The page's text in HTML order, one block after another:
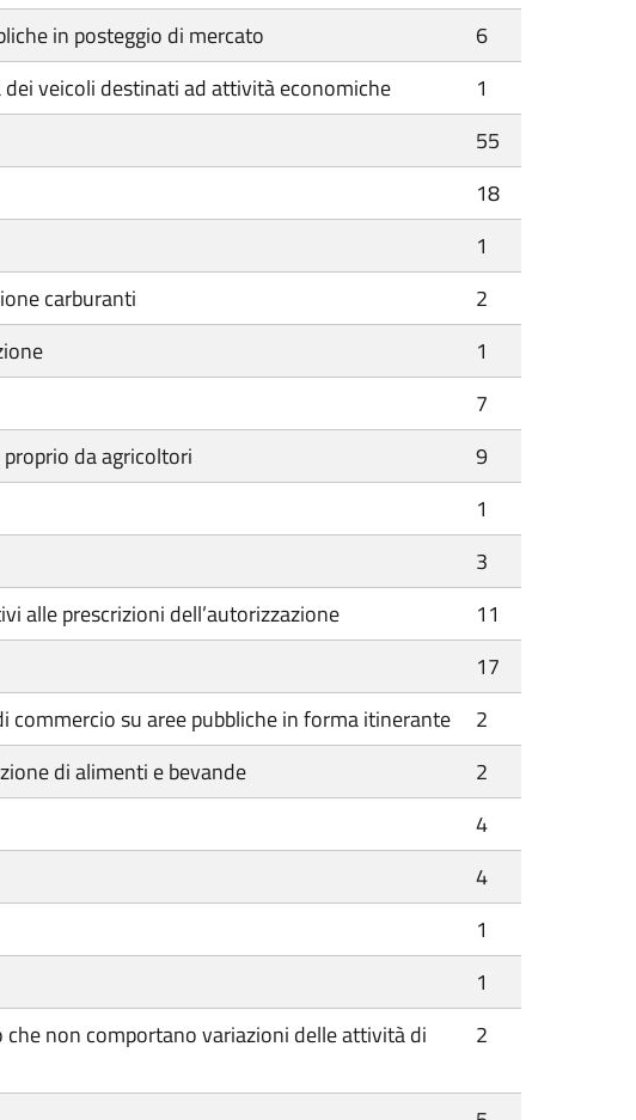
in posteggio di mercato
6
veicoli destinati ad attività economiche
1
55
18
1
carburanti
2
1
7
da agricoltori
9
1
3
alle prescrizioni dell’autorizzazione
11
17
su aree pubbliche in forma itinerante
2
di alimenti e bevande
2
4
4
1
1
non comportano variazioni delle attività di
2